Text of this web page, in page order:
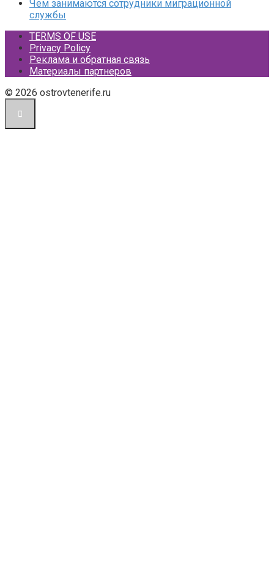
Чем занимаются сотрудники миграционной
службы
TERMS OF USE
Privacy Policy
Реклама и обратная связь
Материалы партнеров
© 2026 ostrovtenerife.ru